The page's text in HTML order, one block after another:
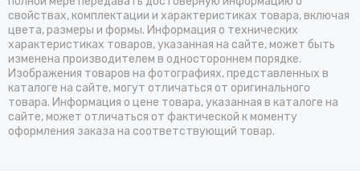
свойствах, комплектации и характеристиках товара, включая
цвета, размеры и формы. Информация о технических
характеристиках товаров, указанная на сайте, может быть
изменена производителем в одностороннем порядке.
Изображения товаров на фотографиях, представленных в
каталоге на сайте, могут отличаться от оригинального
товара. Информация о цене товара, указанная в каталоге на
сайте, может отличаться от фактической к моменту
оформления заказа на соответствующий товар.